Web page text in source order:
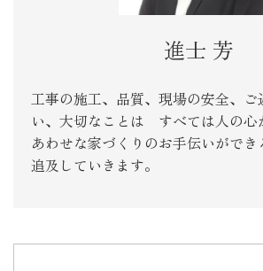
進士 芳
工事の施工、品質、現場の安全、
い、大切なことは すべては人の
あわせな家づくりのお手伝いがで
追及していきます。